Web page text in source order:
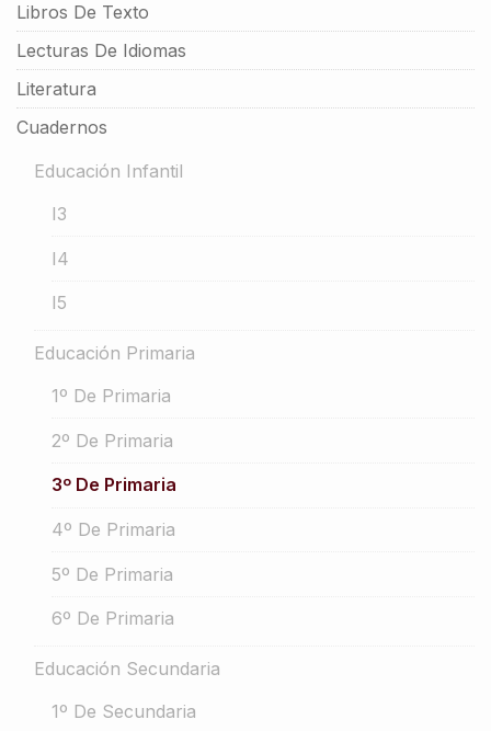
Libros De Texto
Lecturas De Idiomas
Literatura
Cuadernos
Educación Infantil
I3
I4
I5
Educación Primaria
1º De Primaria
2º De Primaria
3º De Primaria
4º De Primaria
5º De Primaria
6º De Primaria
Educación Secundaria
1º De Secundaria